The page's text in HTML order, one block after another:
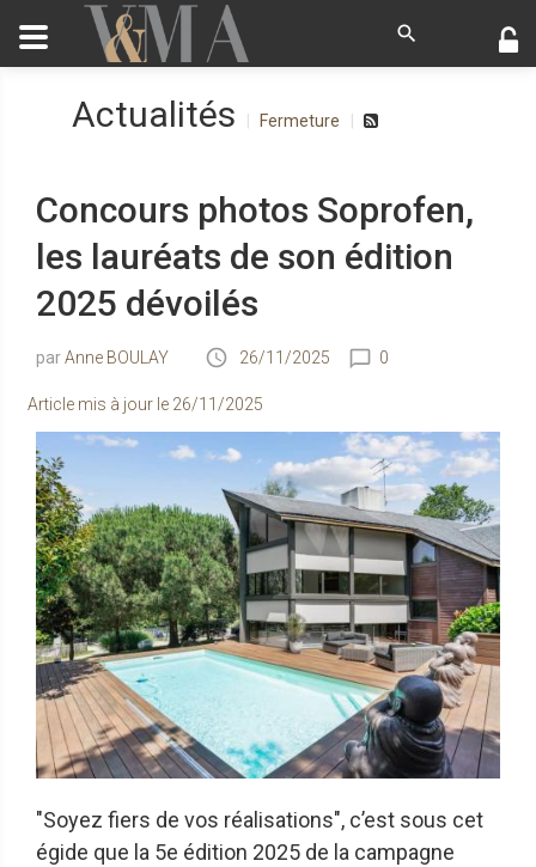
Actualités Fermeture
Concours photos Soprofen,
les lauréats de son édition
2025 dévoilés
Anne BOULAY 26/11/2025 0
Article mis à jour le 26/11/2025
"Soyez fiers de vos réalisations", c’est sous cet
égide que la 5e édition 2025 de la campagne